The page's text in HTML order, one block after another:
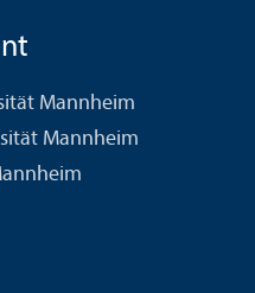
Mannheim
Mannheim